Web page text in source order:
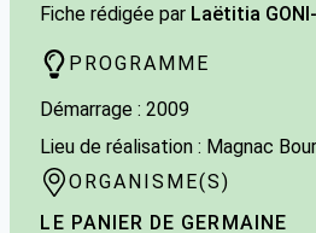
Fiche rédigée par Laëtitia
PROGRAMME
Démarrage : 2009
Lieu de réalisation : Magnac
ORGANISME(S)
LE PANIER DE GERMAINE